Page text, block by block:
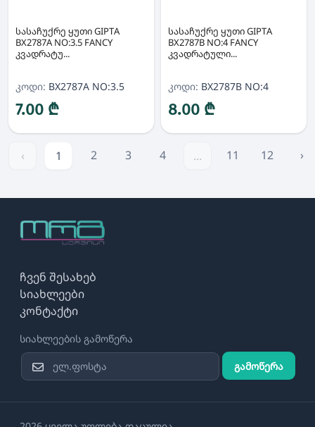
სასაჩუქრე ყუთი GIPTA
BX2787A NO:3.5 FANCY
კვადრატუ...
კოდი: BX2787A NO:3.5
7.00 ₾
სასაჩუქრე ყუთი GIPTA
BX2787B NO:4 FANCY
კვადრატული...
კოდი: BX2787B NO:4
8.00 ₾
‹ 1 2 3 4 ... 11 12 ›
ჩვენ შესახებ
სიახლეები
კონტაქტი
სიახლეების გამოწერა
გამოწერა